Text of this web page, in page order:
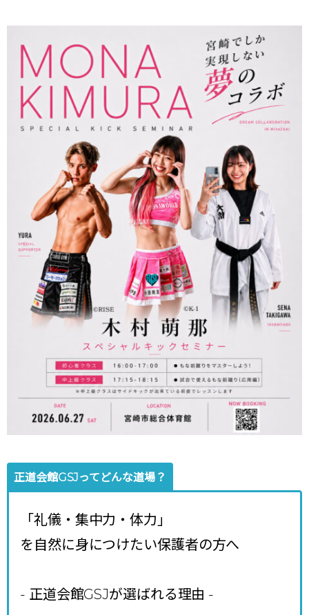
正道会館GSJってどんな道場？
「礼儀・集中力・体力」
を自然に身につけたい保護者の方へ
- 正道会館GSJが選ばれる理由 -